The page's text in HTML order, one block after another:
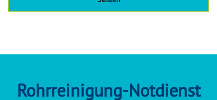
Rohrreinigung-Notdienst